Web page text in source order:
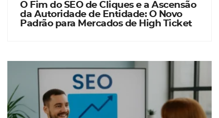
O Fim do SEO de Cliques e a Ascensão
da Autoridade de Entidade: O Novo
Padrão para Mercados de High Ticket